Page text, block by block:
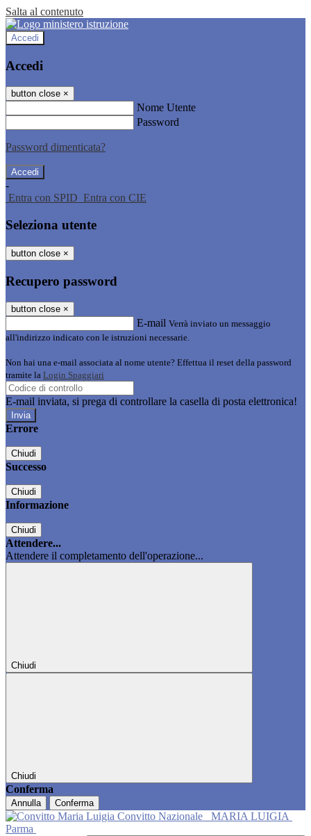
Salta al contenuto
Accedi
Accedi
button close ×
Nome Utente
Password
Password dimenticata?
-
Entra con SPID Entra con CIE
Seleziona utente
button close ×
Recupero password
button close ×
E-mail Verrà inviato un messaggio
all'indirizzo indicato con le istruzioni necessarie.
Non hai una e-mail associata al nome utente? Effettua il reset della password
tramite la Login Spaggiari
E-mail inviata, si prega di controllare la casella di posta elettronica!
Errore
Chiudi
Successo
Chiudi
Informazione
Chiudi
Attendere...
Attendere il completamento dell'operazione...
Chiudi
Chiudi
Conferma
Annulla Conferma
Convitto Nazionale
MARIA LUIGIA
Parma